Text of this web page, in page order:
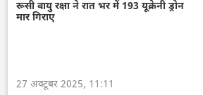
व्हाइट हाउस
डॉनल्ड ट्रम्प
मलेशिया
वेनेजुएला के राष्ट्रपति निकोलस मादुरो
रूसी वायु रक्षा ने रात भर में 193 यूक्रेनी ड्रोन
मार गिराए
27 अक्टूबर 2025, 11:11